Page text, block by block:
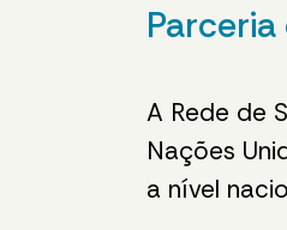
A Rede de
Nações
a nível